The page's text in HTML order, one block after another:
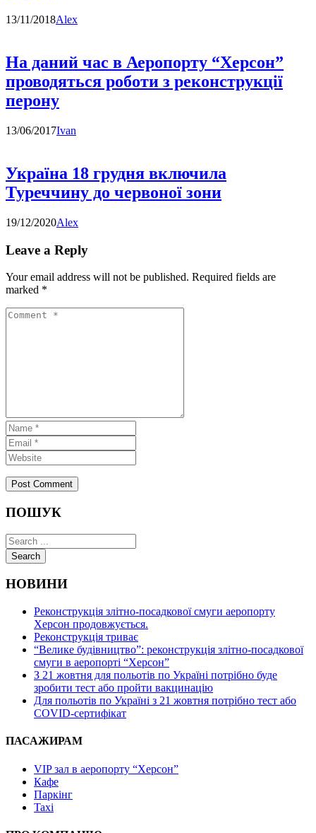
13/11/2018Alex
На даний час в Аеропорту “Херсон”
проводяться роботи з реконструкції
перону
13/06/2017Ivan
Україна 18 грудня включила
Туреччину до червоної зони
19/12/2020Alex
Leave a Reply
Your email address will not be published. Required fields are
marked *
ПОШУК
Search
НОВИНИ
Реконструкція злітно-посадкової смуги аеропорту
Херсон продовжується.
Реконструкція триває
“Велике будівництво”: реконструкція злітно-посадкової
смуги в аеропорті “Херсон”
З 21 жовтня для польотів по Україні потрібно буде
зробити тест або пройти вакцинацію
Для польотів по Україні з 21 жовтня потрібно тест або
COVID-сертифікат
ПАСАЖИРАМ
VIP зал в аеропорту “Херсон”
Кафе
Паркінг
Taxi